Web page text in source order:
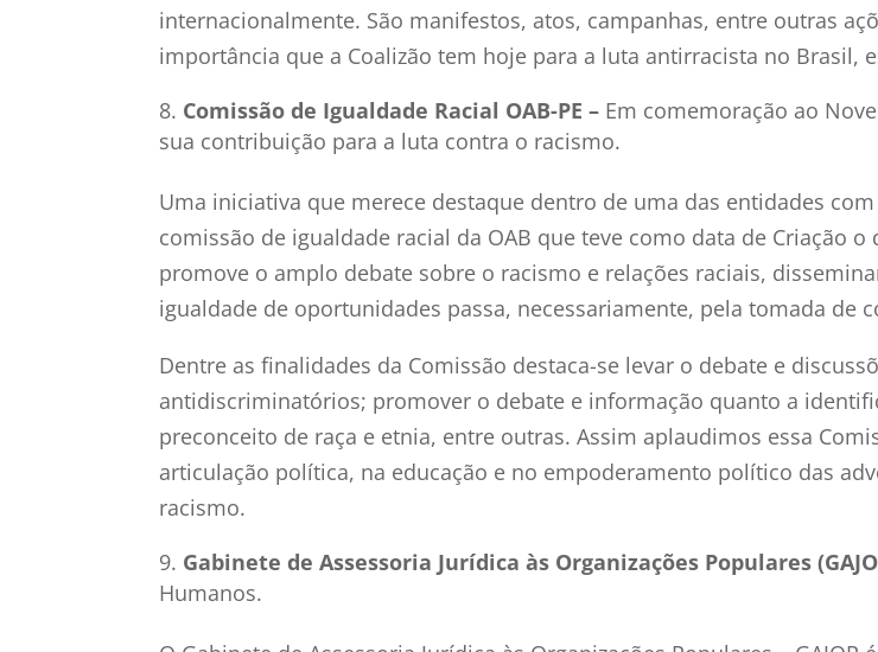
internacionalmente. São manifestos, atos, campanhas, entre outras
importância que a Coalizão tem hoje para a luta antirracista no Brasil,
Comissão de Igualdade Racial OAB-PE – Em comemoração ao
sua contribuição para a luta contra o racismo.
Uma iniciativa que merece destaque dentro de uma das entidades
comissão de igualdade racial da OAB que teve como data de Criação
promove o amplo debate sobre o racismo e relações raciais,
igualdade de oportunidades passa, necessariamente, pela tomada de
Dentre as finalidades da Comissão destaca-se levar o debate e
antidiscriminatórios; promover o debate e informação quanto a
preconceito de raça e etnia, entre outras. Assim aplaudimos essa
articulação política, na educação e no empoderamento político das
racismo.
Gabinete de Assessoria Jurídica às Organizações Populares
Humanos.